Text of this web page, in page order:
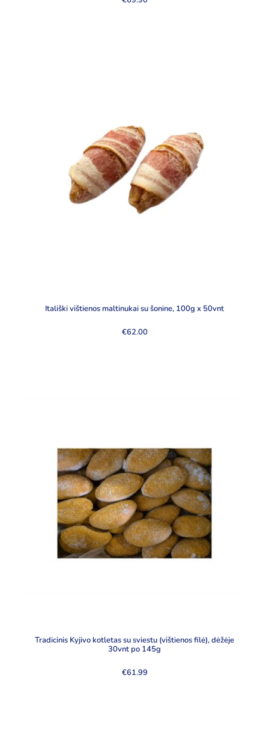
Itališki vištienos maltinukai su šonine, 100g x 50vnt
€62.00
Tradicinis Kyjivo kotletas su sviestu (vištienos filė), dėžėje
30vnt po 145g
€61.99